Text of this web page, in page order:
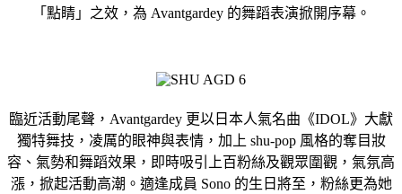
「點睛」之效，為 Avantgardey 的舞蹈表演掀開序幕。
臨近活動尾聲，Avantgardey 更以日本人氣名曲《IDOL》大獻
獨特舞技，凌厲的眼神與表情，加上 shu-pop 風格的奪目妝
容、氣勢和舞蹈效果，即時吸引上百粉絲及觀眾圍觀，氣氛高
漲，掀起活動高潮。適逢成員 Sono 的生日將至，粉絲更為她